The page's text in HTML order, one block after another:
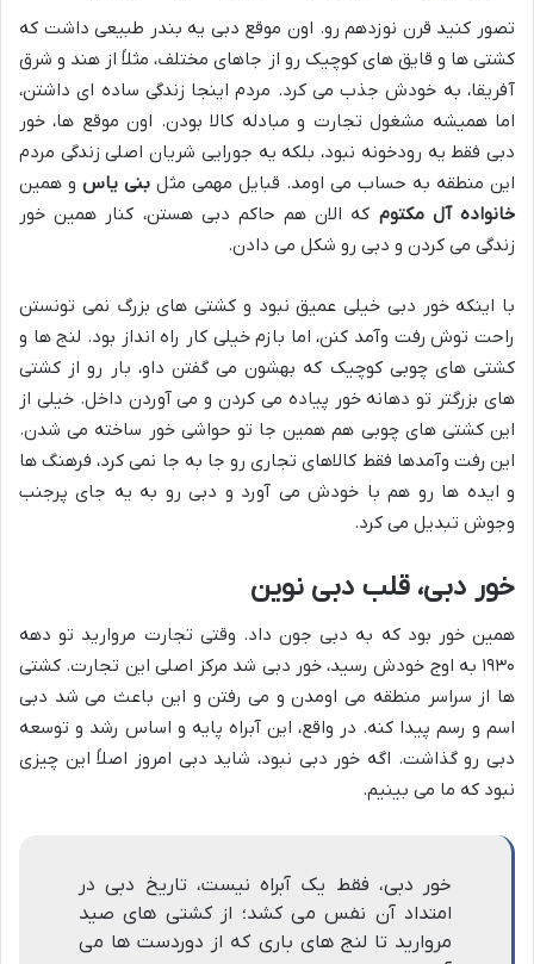
تصور کنید قرن نوزدهم رو. اون موقع دبی یه بندر طبیعی داشت که
کشتی ها و قایق های کوچیک رو از جاهای مختلف، مثلاً از هند و شرق
آفریقا، به خودش جذب می کرد. مردم اینجا زندگی ساده ای داشتن،
اما همیشه مشغول تجارت و مبادله کالا بودن. اون موقع ها، خور
دبی فقط یه رودخونه نبود، بلکه یه جورایی شریان اصلی زندگی مردم
این منطقه به حساب می اومد. قبایل مهمی مثل بنی یاس و همین
خانواده آل مکتوم که الان هم حاکم دبی هستن، کنار همین خور
زندگی می کردن و دبی رو شکل می دادن.
با اینکه خور دبی خیلی عمیق نبود و کشتی های بزرگ نمی تونستن
راحت توش رفت وآمد کنن، اما بازم خیلی کار راه انداز بود. لنج ها و
کشتی های چوبی کوچیک که بهشون می گفتن داو، بار رو از کشتی
های بزرگتر تو دهانه خور پیاده می کردن و می آوردن داخل. خیلی از
این کشتی های چوبی هم همین جا تو حواشی خور ساخته می شدن.
این رفت وآمدها فقط کالاهای تجاری رو جا به جا نمی کرد، فرهنگ ها
و ایده ها رو هم با خودش می آورد و دبی رو به یه جای پرجنب
وجوش تبدیل می کرد.
خور دبی، قلب دبی نوین
همین خور بود که به دبی جون داد. وقتی تجارت مروارید تو دهه
۱۹۳۰ به اوج خودش رسید، خور دبی شد مرکز اصلی این تجارت. کشتی
ها از سراسر منطقه می اومدن و می رفتن و این باعث می شد دبی
اسم و رسم پیدا کنه. در واقع، این آبراه پایه و اساس رشد و توسعه
دبی رو گذاشت. اگه خور دبی نبود، شاید دبی امروز اصلاً این چیزی
نبود که ما می بینیم.
خور دبی، فقط یک آبراه نیست، تاریخ دبی در
امتداد آن نفس می کشد؛ از کشتی های صید
مروارید تا لنج های باری که از دوردست ها می